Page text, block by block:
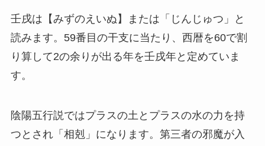
壬戌は【みずのえいぬ】または「じんじゅつ」と
読みます。59番目の干支に当たり、西暦を60で割
り算して2の余りが出る年を壬戌年と定めていま
す。
陰陽五行説ではプラスの土とプラスの水の力を持
つとされ「相剋」になります。第三者の邪魔が入